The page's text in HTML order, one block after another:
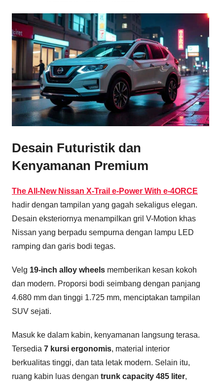
Desain Futuristik dan
Kenyamanan Premium
The All-New Nissan X-Trail e-Power With e-4ORCE
hadir dengan tampilan yang gagah sekaligus elegan.
Desain eksteriornya menampilkan gril V-Motion khas
Nissan yang berpadu sempurna dengan lampu LED
ramping dan garis bodi tegas.
Velg 19-inch alloy wheels memberikan kesan kokoh
dan modern. Proporsi bodi seimbang dengan panjang
4.680 mm dan tinggi 1.725 mm, menciptakan tampilan
SUV sejati.
Masuk ke dalam kabin, kenyamanan langsung terasa.
Tersedia 7 kursi ergonomis, material interior
berkualitas tinggi, dan tata letak modern. Selain itu,
ruang kabin luas dengan trunk capacity 485 liter,